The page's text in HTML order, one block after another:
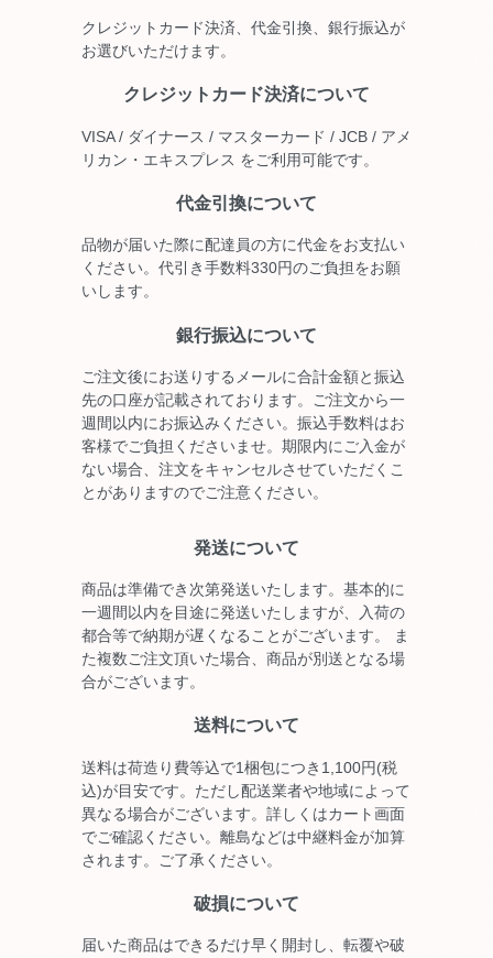
クレジットカード決済、代金引換、銀行振込が
お選びいただけます。
クレジットカード決済について
VISA / ダイナース / マスターカード / JCB / アメ
リカン・エキスプレス をご利用可能です。
代金引換について
品物が届いた際に配達員の方に代金をお支払い
ください。代引き手数料330円のご負担をお願
いします。
銀行振込について
ご注文後にお送りするメールに合計金額と振込
先の口座が記載されております。ご注文から一
週間以内にお振込みください。振込手数料はお
客様でご負担くださいませ。期限内にご入金が
ない場合、注文をキャンセルさせていただくこ
とがありますのでご注意ください。
発送について
商品は準備でき次第発送いたします。基本的に
一週間以内を目途に発送いたしますが、入荷の
都合等で納期が遅くなることがございます。 ま
た複数ご注文頂いた場合、商品が別送となる場
合がございます。
送料について
送料は荷造り費等込で1梱包につき1,100円(税
込)が目安です。ただし配送業者や地域によって
異なる場合がございます。詳しくはカート画面
でご確認ください。離島などは中継料金が加算
されます。ご了承ください。
破損について
届いた商品はできるだけ早く開封し、転覆や破